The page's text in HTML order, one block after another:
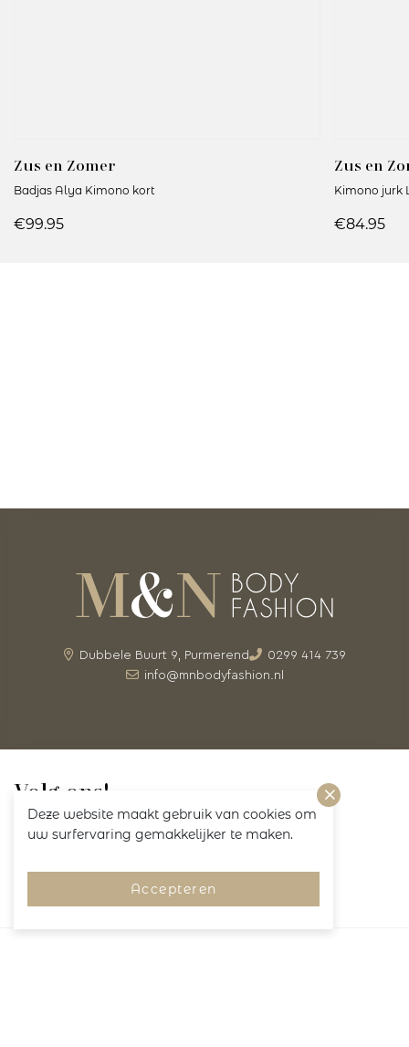
Deze website maakt gebruik van cookies om
uw surfervaring gemakkelijker te maken.
Accepteren
Zus en Zomer
Badjas Alya Kimono kort
€99.95
Zus en
Kimono jurk
€84.95
Dubbele Buurt 9, Purmerend
0299 414 739
info@mnbodyfashion.nl
Volg ons!